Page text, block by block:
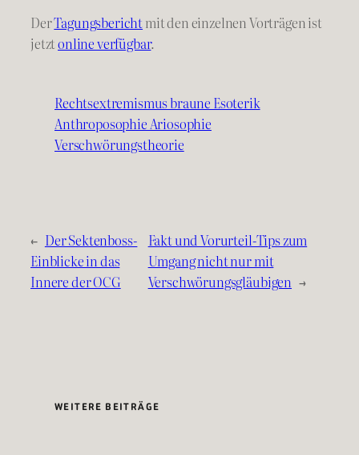
DerTagungsberichtmit den einzelnen Vorträgen ist
jetztonline verfügbar.
Rechtsextremismus braune Esoterik
Anthroposophie Ariosophie
Verschwörungstheorie
← Der Sektenboss-
Einblicke in das
Innere der OCG
Fakt und Vorurteil-Tips zum
Umgang nicht nur mit
Verschwörungsgläubigen →
WEITERE BEITRÄGE